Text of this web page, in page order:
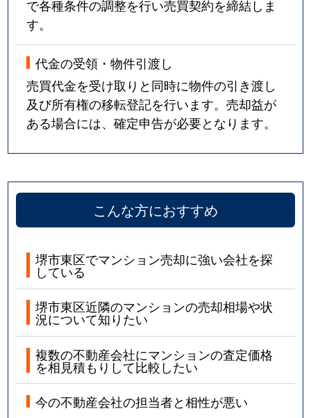
で各種条件の調整を行い売買契約を締結しま
す。
代金の受領・物件引渡し
売買代金を受け取りと同時に物件の引き渡し
及び所有権の移転登記を行います。売却益が
ある場合には、確定申告が必要となります。
こんな方におすすめ
堺市東区でマンション売却に強い会社を探
している
堺市東区近隣のマンションの売却相場や状
況について知りたい
複数の不動産会社にマンションの査定価格
を相見積もりして比較したい
今の不動産会社の担当者と相性が悪い